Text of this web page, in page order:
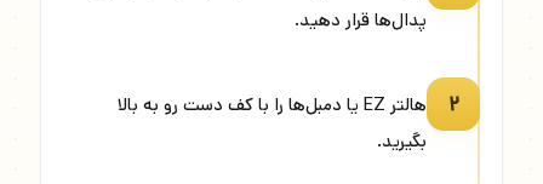
پدال‌ها قرار دهید.
۲
هالتر EZ یا دمبل‌ها را با کف دست رو به بالا
بگیرید.